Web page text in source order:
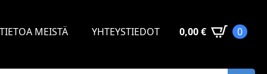
TIETOA MEISTÄ YHTEYSTIEDOT 0,00€ 0